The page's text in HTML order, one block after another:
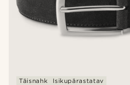
Täisnahk Isikupärastatav